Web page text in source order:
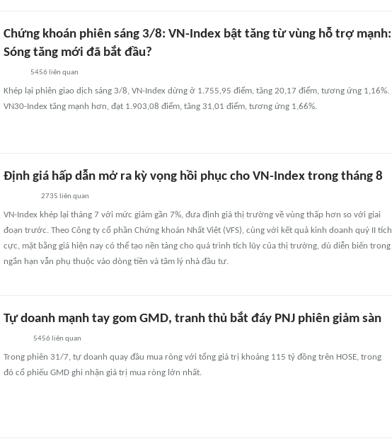
Chứng khoán phiên sáng 3/8: VN-Index bật tăng từ vùng hỗ trợ mạnh:
Sóng tăng mới đã bắt đầu?
5456 liên quan
Khép lại phiên giao dịch sáng 3/8, VN-Index dừng ở 1.755,95 điểm, tăng 20,17 điểm, tương ứng 1,16%.
VN30-Index tăng mạnh hơn, đạt 1.903,08 điểm, tăng 31,01 điểm, tương ứng 1,66%.
Định giá hấp dẫn mở ra kỳ vọng hồi phục cho VN-Index trong tháng 8
2735 liên quan
VN-Index khép lại tháng 7 với mức giảm gần 7%, đưa định giá thị trường về vùng thấp hơn so với giai
đoạn trước. Theo Công ty cổ phần Chứng khoán Nhất Việt (VFS), cùng với kết quả kinh doanh quý II tích
cực, mặt bằng giá hiện nay có thể tạo nền tảng cho quá trình tích lũy của thị trường, dù diễn biến trong
ngắn hạn vẫn phụ thuộc vào dòng tiền và tâm lý nhà đầu tư.
Tự doanh mạnh tay gom GMD, tranh thủ bắt đáy PNJ phiên giảm sàn
5456 liên quan
Trong phiên 31/7, tự doanh quay đầu mua ròng với tổng giá trị khoảng 115 tỷ đồng trên HOSE, trong
đó cổ phiếu GMD ghi nhận giá trị mua ròng lớn nhất.